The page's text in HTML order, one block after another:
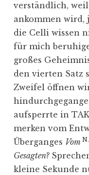
verständlich,
ankommen wird,
die Celli wissen
für mich
großes
den vierten Satz
Zweifel öffnen
aufsperrte in
merken vom
Überganges Vom N.
Gesagten?
kleine Sekunde